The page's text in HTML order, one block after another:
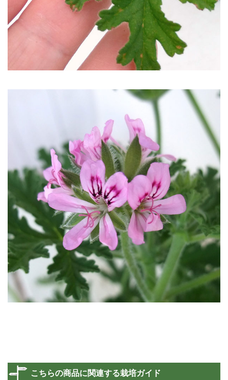
こちらの商品に関連する栽培ガイド